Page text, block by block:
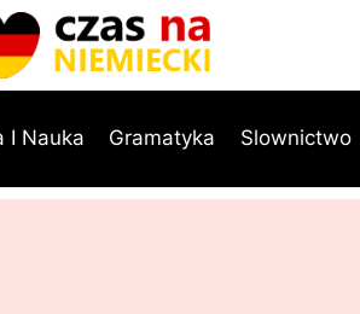
I Nauka Gramatyka Slownictwo